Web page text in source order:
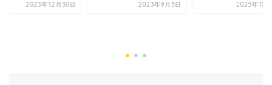
2025年10月24日 2023年